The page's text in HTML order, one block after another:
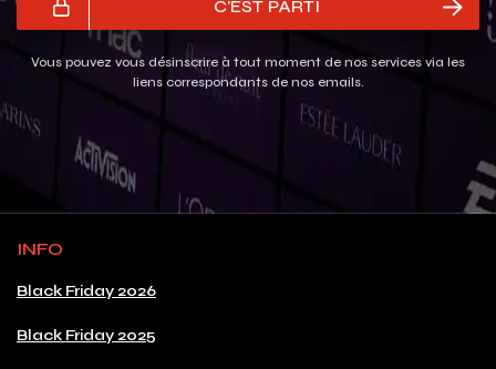
C'EST PARTI
Vous pouvez vous désinscrire à tout moment de nos services via les
liens correspondants de nos emails.
INFO
Black Friday 2026
Black Friday 2025